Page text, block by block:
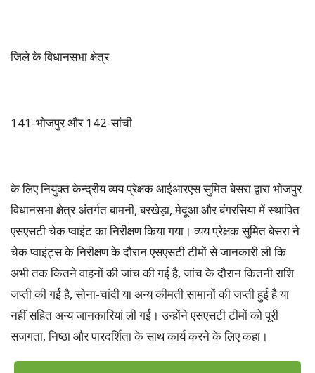
जिले के विधानसभा क्षेत्र
141-भोजपुर और 142-सांची
के लिए नियुक्त केन्द्रीय व्यय प्रेक्षक आईआरएस सुमित बेसरा द्वारा भोजपुर
विधानसभा क्षेत्र अंतर्गत बामनी, बरखेड़ा, मेदूआ और बंगरसिया में स्थापित
एसएसटी चेक प्वाइंट का निरीक्षण किया गया। व्यय प्रेक्षक सुमित बेसरा ने
चेक प्वाइंट्स के निरीक्षण के दौरान एसएसटी टीमों से जानकारी ली कि
अभी तक कितने वाहनों की जांच की गई है, जांच के दौरान कितनी राशि
जप्ती की गई है, सोना-चांदी या अन्य कीमती सामानों की जप्ती हुई है या
नहीं सहित अन्य जानकारियां ली गई। उन्होंने एसएसटी टीमों को पूरी
सजगता, निष्ठा और पारदर्शिता के साथ कार्य करने के लिए कहा।